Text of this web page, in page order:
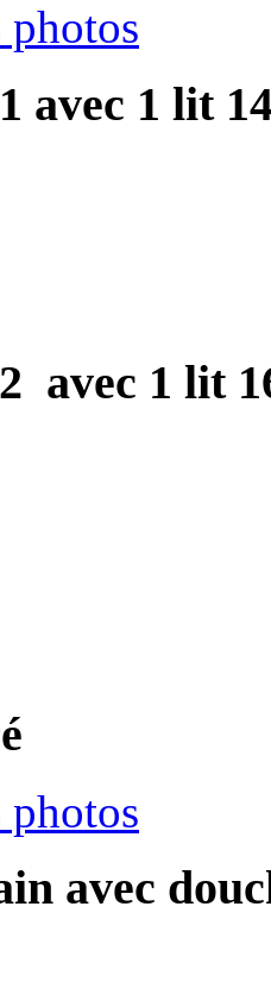
photos
avec 1 lit
avec 1 lit
photos
avec